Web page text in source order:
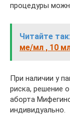
процедуры
Читайте
ме/мл , 10
При наличии у
риска, решение
аборта
индивидуально.